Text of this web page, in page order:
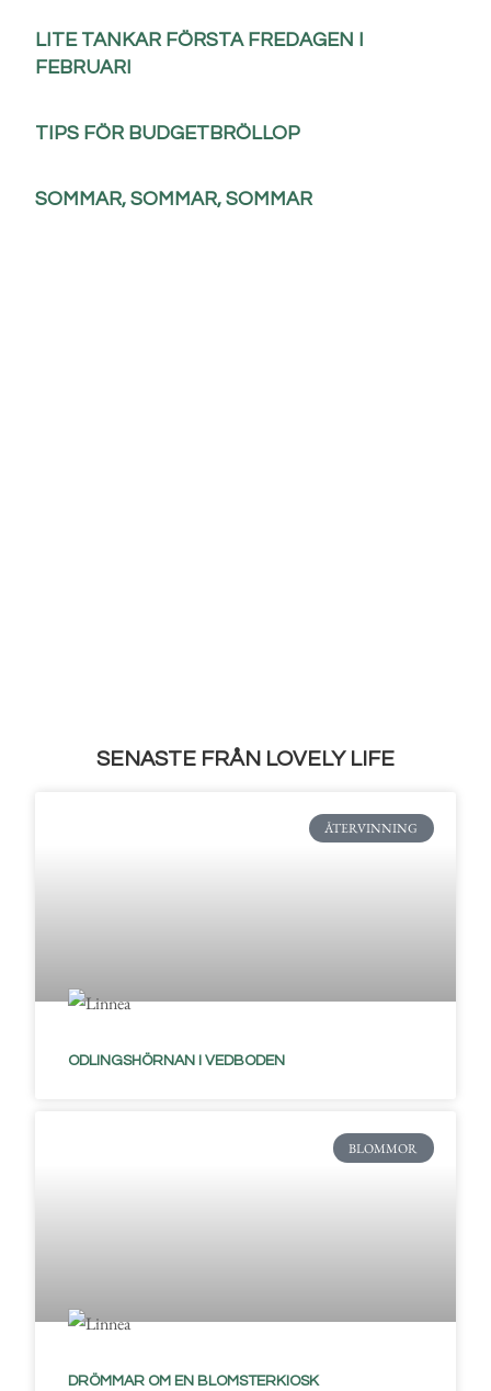
LITE TANKAR FÖRSTA FREDAGEN I
FEBRUARI
TIPS FÖR BUDGETBRÖLLOP
SOMMAR, SOMMAR, SOMMAR
SENASTE FRÅN LOVELY LIFE
ÅTERVINNING
ODLINGSHÖRNAN I VEDBODEN
BLOMMOR
DRÖMMAR OM EN BLOMSTERKIOSK